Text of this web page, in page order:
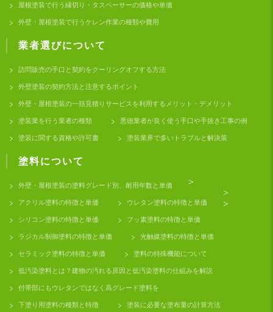
屋根塗装で行う縁切り・タスペーサーの価格や単価
外壁・屋根塗装で行うケレン作業の種類や費用
業者選びについて
訪問販売の手口と契約をクーリングオフする方法
外壁塗装の契約方法と注意するポイント
外壁・屋根塗装の一括見積りサービスを利用するメリット・デメリット
塗装業を行う業者の種類 悪徳業者が良く使う手口や手抜き工事の例
塗装に関する資格や許可書 塗装業界で多いトラブルと解決策
塗料について
外壁・屋根塗装の塗料グレード別、耐用年数と単価
アクリル塗料の特徴と単価 ウレタン塗料の特徴と単価
シリコン塗料の特徴と単価 フッ素塗料の特徴と単価
ラジカル制御塗料の特徴と単価 光触媒塗料の特徴と単価
セラミック塗料の特徴と単価 塗料の特殊機能について
低汚染塗料とは？建物の汚れる原因と低汚染塗料の仕組みを解説
付帯部にもウレタンではなく高グレード塗料を
下塗り用塗料の種類と特徴 塗装に必要な塗布量の計算方法
>
>
>